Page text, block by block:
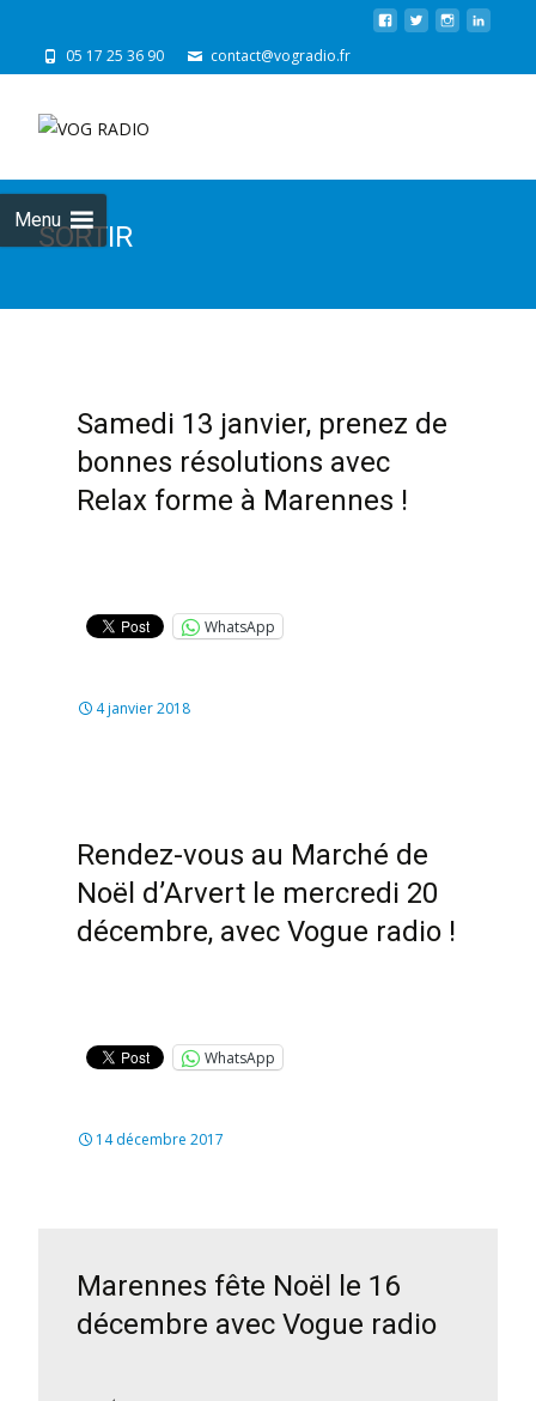
05 17 25 36 90 contact@vogradio.fr
Menu
SORTIR
Samedi 13 janvier, prenez de
bonnes résolutions avec
Relax forme à Marennes !
WhatsApp
4 janvier 2018
Rendez-vous au Marché de
Noël d’Arvert le mercredi 20
décembre, avec Vogue radio !
WhatsApp
14 décembre 2017
Marennes fête Noël le 16
décembre avec Vogue radio